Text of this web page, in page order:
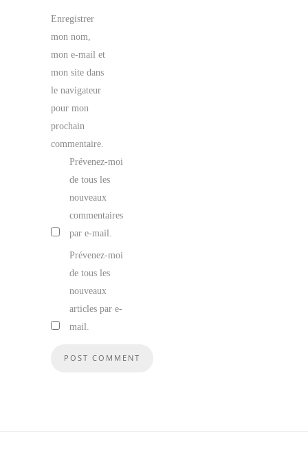
Enregistrer
mon nom,
mon e-mail et
mon site dans
le navigateur
pour mon
prochain
commentaire.
Prévenez-moi
de tous les
nouveaux
commentaires
par e-mail.
Prévenez-moi
de tous les
nouveaux
articles par e-
mail.